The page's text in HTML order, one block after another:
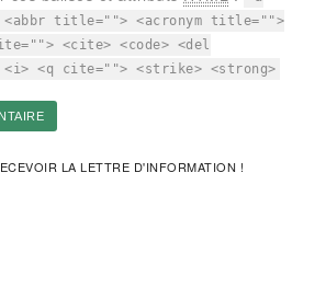
title=""> <acronym title="">
<cite> <code> <del
<i> <q cite=""> <strike> <strong>
LA LETTRE D'INFORMATION !